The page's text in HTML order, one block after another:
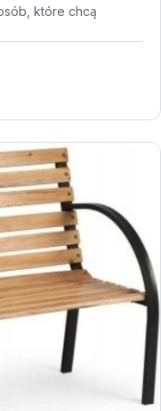
które chcą